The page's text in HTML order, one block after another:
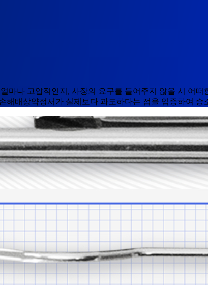
마나 고압적인지, 사장의 요구를 들어주지 않을 시 어
배상약정서가 실제보다 과도하다는 점을 입증하여 승